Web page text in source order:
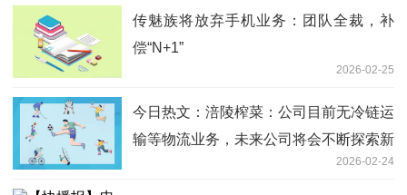
传魅族将放弃手机业务：团队全裁，补
偿“N+1”
2026-02-25
今日热文：涪陵榨菜：公司目前无冷链运
输等物流业务，未来公司将会不断探索新
2026-02-24